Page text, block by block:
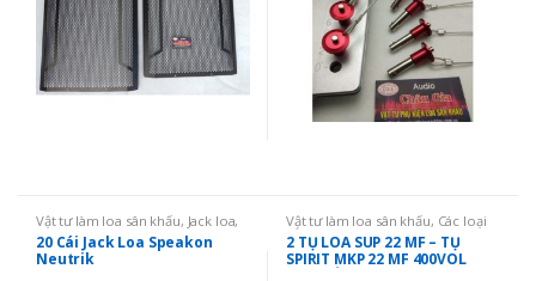
Vật tư làm loa sân khấu, Jack loa,
cọc loa
20 Cái Jack Loa Speakon
Neutrik
Vật tư làm loa sân khấu, Các loại
vật tư khác
2 TỤ LOA SUP 22 MF – TỤ
SPIRIT MKP 22 MF 400VOL